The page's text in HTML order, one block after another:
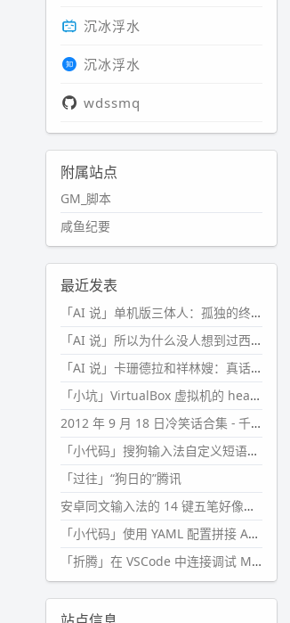
沉冰浮水
沉冰浮水
wdssmq
附属站点
GM_脚本
咸鱼纪要
最近发表
「AI 说」单机版三体人：孤独的终极形态
「AI 说」所以为什么没人想到过西西弗斯的膝盖状态？
「AI 说」卡珊德拉和祥林嫂：真话者的悲剧
「小坑」VirtualBox 虚拟机的 headless 启动方式
2012 年 9 月 18 日冷笑话合集 - 千万别惹女人
「小代码」搜狗输入法自定义短语分片管理「Python」
「过往」“狗日的”腾讯
安卓同文输入法的 14 键五笔好像终于能用了?
「小代码」使用 YAML 配置拼接 AI 提示词，随机及条件语句
「折腾」在 VSCode 中连接调试 Microsoft Edge